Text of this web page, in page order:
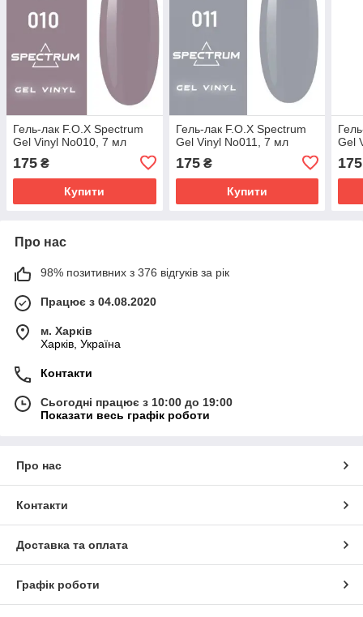
Гель-лак F.O.X Spectrum
Gel Vinyl No010, 7 мл
175 ₴
Купити
Гель-лак F.O.X Spectrum
Gel Vinyl No011, 7 мл
175₴
Купити
Gel
175
Про нас
98% позитивних з 376 відгуків за рік
Працює з 04.08.2020
м. Харків
Харків, Україна
Контакти
Сьогодні працює з 10:00 до 19:00
Показати весь графік роботи
Про нас
Контакти
Доставка та оплата
Графік роботи